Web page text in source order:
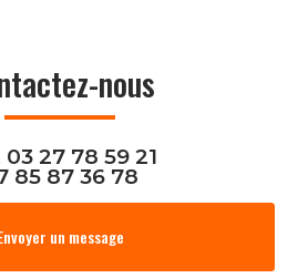
nous
03 27 78 59 21
85 87 36 78
un message